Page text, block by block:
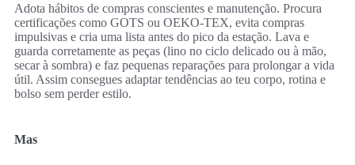
Adota hábitos de compras conscientes e manutenção. Procura
certificações como GOTS ou OEKO-TEX, evita compras
impulsivas e cria uma lista antes do pico da estação. Lava e
guarda corretamente as peças (lino no ciclo delicado ou à mão,
secar à sombra) e faz pequenas reparações para prolongar a vida
útil. Assim consegues adaptar tendências ao teu corpo, rotina e
bolso sem perder estilo.
Mas